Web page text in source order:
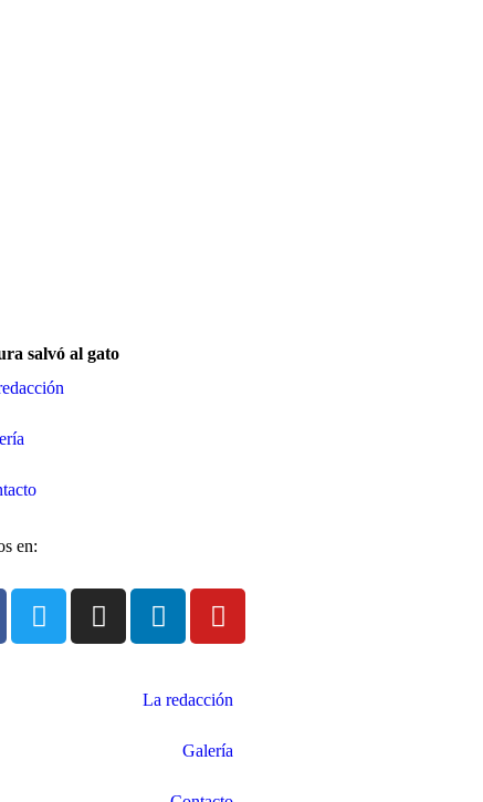
salvó al gato
en:
La redacción
Galería